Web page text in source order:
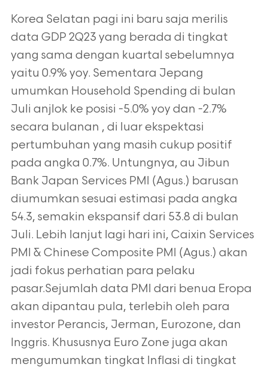
Korea Selatan pagi ini baru saja merilis
data GDP 2Q23 yang berada di tingkat
yang sama dengan kuartal sebelumnya
yaitu 0.9% yoy. Sementara Jepang
umumkan Household Spending di bulan
Juli anjlok ke posisi -5.0% yoy dan -2.7%
secara bulanan , di luar ekspektasi
pertumbuhan yang masih cukup positif
pada angka 0.7%. Untungnya, au Jibun
Bank Japan Services PMI (Agus.) barusan
diumumkan sesuai estimasi pada angka
54.3, semakin ekspansif dari 53.8 di bulan
Juli. Lebih lanjut lagi hari ini, Caixin Services
PMI & Chinese Composite PMI (Agus.) akan
jadi fokus perhatian para pelaku
pasar.Sejumlah data PMI dari benua Eropa
akan dipantau pula, terlebih oleh para
investor Perancis, Jerman, Eurozone, dan
Inggris. Khususnya Euro Zone juga akan
mengumumkan tingkat Inflasi di tingkat